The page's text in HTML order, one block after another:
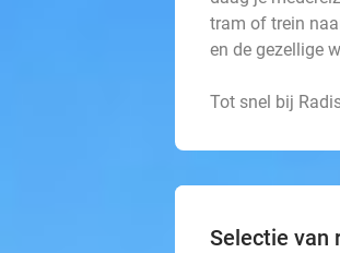
tram of trein
en de gezellige
Tot snel bij
Selectie van